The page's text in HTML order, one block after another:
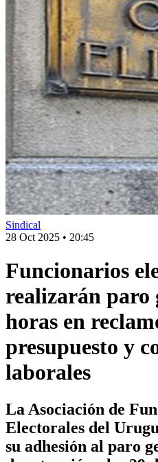
Sindical
28 Oct 2025 • 20:45
Funcionarios
realizarán paro
horas en
presupuesto y
laborales
La Asociación de
Electorales del
su adhesión al paro